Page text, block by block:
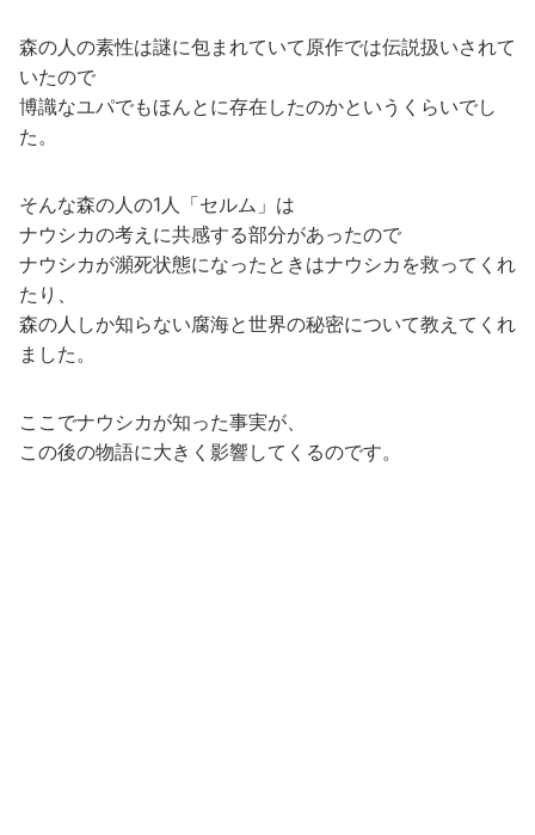
森の人の素性は謎に包まれていて原作では伝説扱いされて
いたので
博識なユパでもほんとに存在したのかというくらいでし
た。
そんな森の人の1人「セルム」は
ナウシカの考えに共感する部分があったので
ナウシカが瀕死状態になったときはナウシカを救ってくれ
たり、
森の人しか知らない腐海と世界の秘密について教えてくれ
ました。
ここでナウシカが知った事実が、
この後の物語に大きく影響してくるのです。